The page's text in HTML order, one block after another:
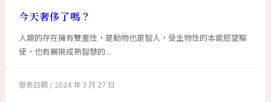
今天奢侈了嗎？
人類的存在擁有雙重性，是動物也是智人，受生物性的本能慾望驅
使，也有展現成熟智慧的...
2024 年 3 月 27 日